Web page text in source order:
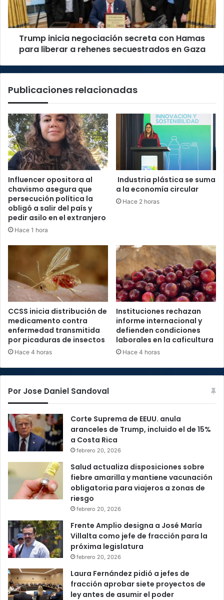
para
liberar
a
rehenes
secuestrados
Trump inicia negociación secreta con Hamas
para liberar a rehenes secuestrados en Gaza
Publicaciones relacionadas
Influencer opositora al
chavismo asegura que
persecución política la
obligó a salir del país y
pedir asilo en el extranjero
Hace 1 hora
Industria plástica se suma
a la economía circular
Hace 2 horas
CCSS inicia distribución de
medicamento contra
enfermedad transmitida
por picaduras de insectos
Hace 4 horas
Instituciones rechazan
informe internacional y
defienden condiciones
laborales en la caficultura
Hace 4 horas
Por Jose Daniel Sandoval
Corte Suprema de EEUU. anula
aranceles de Trump, incluido el de 15%
a Costa Rica
febrero 20, 2026
Salud actualiza disposiciones sobre
fiebre amarilla y mantiene vacunación
obligatoria para viajeros a zonas de
riesgo
febrero 20, 2026
Frente Amplio designa a José María
Villalta como jefe de fracción para la
próxima legislatura
febrero 20, 2026
Laura Fernández pidió a jefes de
fracción aprobar siete proyectos de
ley antes de asumir el poder